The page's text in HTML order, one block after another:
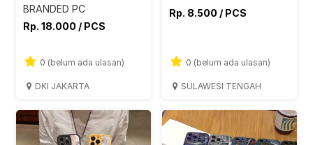
BRANDED PC
Rp. 18.000 / PCS
0 (belum ada ulasan)
DKI JAKARTA
Rp. 8.500 / PCS
0 (belum ada ulasan)
SULAWESI TENGAH